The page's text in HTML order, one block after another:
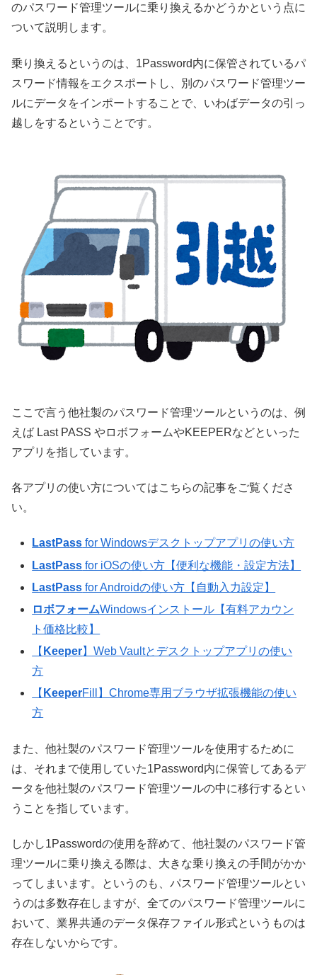
のパスワード管理ツールに乗り換えるかどうかという点に
ついて説明します。
乗り換えるというのは、1Password内に保管されているパ
スワード情報をエクスポートし、別のパスワード管理ツー
ルにデータをインポートすることで、いわばデータの引っ
越しをするということです。
ここで言う他社製のパスワード管理ツールというのは、例
えば Last PASS やロボフォームやKEEPERなどといった
アプリを指しています。
各アプリの使い方についてはこちらの記事をご覧くださ
い。
LastPass for Windowsデスクトップアプリの使い方
LastPass for iOSの使い方【便利な機能・設定方法】
LastPass for Androidの使い方【自動入力設定】
ロボフォームWindowsインストール【有料アカウン
ト価格比較】
【 Keeper】Web Vaultとデスクトップアプリの使い
方
【 KeeperFill】Chrome専用ブラウザ拡張機能の使い
方
また、他社製のパスワード管理ツールを使用するために
は、それまで使用していた1Password内に保管してあるデ
ータを他社製のパスワード管理ツールの中に移行するとい
うことを指しています。
しかし1Passwordの使用を辞めて、他社製のパスワード管
理ツールに乗り換える際は、大きな乗り換えの手間がかか
ってしまいます。というのも、パスワード管理ツールとい
うのは多数存在しますが、全てのパスワード管理ツールに
おいて、業界共通のデータ保存ファイル形式というものは
存在しないからです。